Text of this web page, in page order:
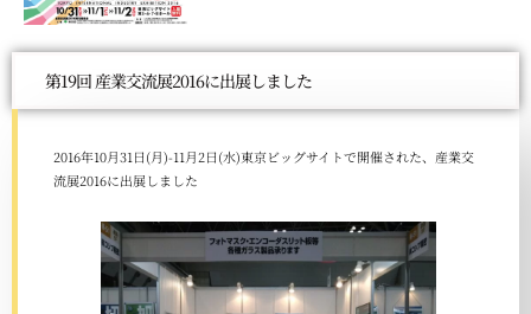
第19回 産業交流展2016に出展しました
2016年10月31日(月)-11月2日(水)東京ビッグサイトで開催された、産業交
流展2016に出展しました